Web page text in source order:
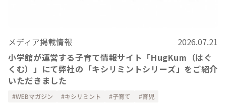
メディア掲載情報
2026.07.21
小学館が運営する子育て情報サイト「HugKum（はぐ
くむ）」にて弊社の「キシリミントシリーズ」をご紹介
いただきました
WEBマガジン キシリミント 子育て 育児